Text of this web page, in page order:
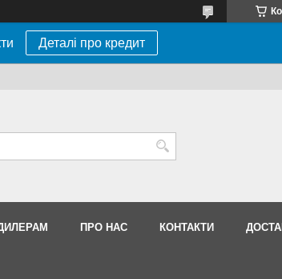
Деталі про кредит
ПРО НАС КОНТАКТИ